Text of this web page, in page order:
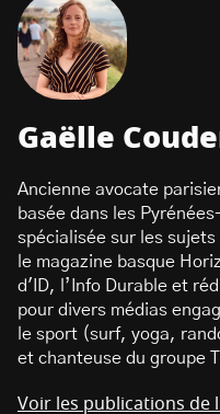
Gaëlle
Ancienne avocate
basée dans les
spécialisée sur les
le magazine basque
d'ID, l’Info Durable et
pour divers médias
le sport (surf, yoga,
et chanteuse du groupe
Voir les publications de